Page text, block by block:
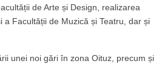
de Arte și Design, realizarea
Facultății de Muzică și Teatru, dar și
unei noi gări în zona Oituz, precum și